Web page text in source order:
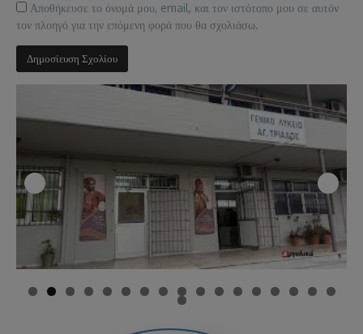
Αποθήκευσε το όνομά μου, email, και τον ιστότοπο μου σε αυτόν
τον πλοηγό για την επόμενη φορά που θα σχολιάσω.